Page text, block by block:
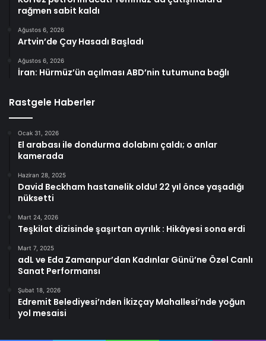
rağmen sabit kaldı
Ağustos 6, 2026
Artvin’de Çay Hasadı Başladı
Ağustos 6, 2026
İran: Hürmüz’ün açılması ABD’nin tutumuna bağlı
Rastgele Haberler
Ocak 31, 2026
El arabası ile dondurma dolabını çaldı; o anlar
kamerada
Haziran 28, 2025
David Beckham hastanelik oldu! 22 yıl önce yaşadığı
nüksetti
Mart 24, 2026
Teşkilat dizisinde şaşırtan ayrılık : Hikâyesi sona erdi
Mart 7, 2025
adL ve Eda Zamanpur’dan Kadınlar Günü’ne Özel Canlı
Sanat Performansı
Şubat 18, 2026
Edremit Belediyesi’nden İkizçay Mahallesi’nde yoğun
yol mesaisi